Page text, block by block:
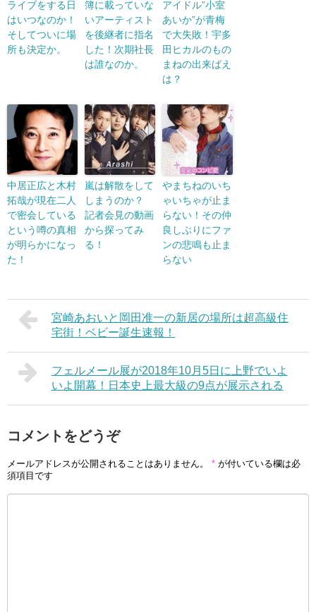
ライブをする日
はいつなのか！
そしてついに場
所も決定か。
簿に載っていな
いアーティスト
を後継者に指名
した！次期社長
は誰なのか。
アイドル”小室
あいか”が青梅
で大失敗！宇多
田ヒカルのもの
まねの出来ばえ
は？
中居正広と木村
拓哉が現在二人
で密会している
という噂の真相
が明らかになっ
た！
嵐は解散をして
しまうのか？
記者会見の動画
から探ってみ
る！
やまちねのいち
ゃいちゃが止ま
らない！その仲
良しぶりにファ
ンの悲鳴も止ま
らない
宮崎あおいと岡田准一の新居の場所は超高級住
宅街！ベビー誕生速報！
フェルメール展が2018年10月5日に上野でいよ
いよ開幕！日本史上最大級の9点が展示される
コメントをどうぞ
メールアドレスが公開されることはありません。 * が付いている欄は必
須項目です